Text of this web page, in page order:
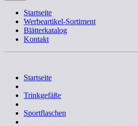
Startseite
Werbeartikel-Sortiment
Blätterkatalog
Kontakt
Startseite
Trinkgefäße
Sportflaschen